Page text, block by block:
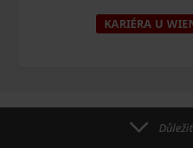
KARIÉRA U